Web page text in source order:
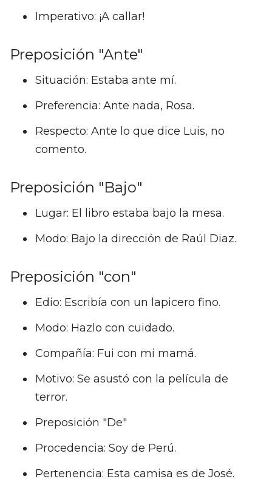
Imperativo: ¡A callar!
Preposición "Ante"
Situación: Estaba ante mí.
Preferencia: Ante nada, Rosa.
Respecto: Ante lo que dice Luis, no
comento.
Preposición "Bajo"
Lugar: El libro estaba bajo la mesa.
Modo: Bajo la dirección de Raúl Diaz.
Preposición "con"
Edio: Escribía con un lapicero fino.
Modo: Hazlo con cuidado.
Compañía: Fui con mi mamá.
Motivo: Se asustó con la película de
terror.
Preposición "De"
Procedencia: Soy de Perú.
Pertenencia: Esta camisa es de José.